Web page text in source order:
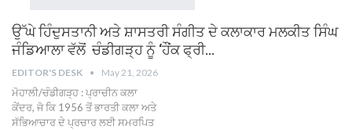
ਉੱਘੇ ਹਿੰਦੁਸਤਾਨੀ ਅਤੇ ਸ਼ਾਸਤਰੀ ਸੰਗੀਤ ਦੇ ਕਲਾਕਾਰ ਮਲਕੀਤ ਸਿੰਘ
ਜੰਡਿਆਲਾ ਵੱਲੋਂ ਚੰਡੀਗੜ੍ਹ ਨੂੰ ‘ਹੌਂਕ ਫ੍ਰੀ…
EDITOR'S DESK May 21, 2026
ਮੋਹਾਲੀ/ਚੰਡੀਗੜ੍ਹ : ਪ੍ਰਾਚੀਨ ਕਲਾ
ਕੇਂਦਰ, ਜੋ ਕਿ 1956 ਤੋਂ ਭਾਰਤੀ ਕਲਾ ਅਤੇ
ਸੱਭਿਆਚਾਰ ਦੇ ਪ੍ਰਚਾਰ ਲਈ ਸਮਰਪਿਤ